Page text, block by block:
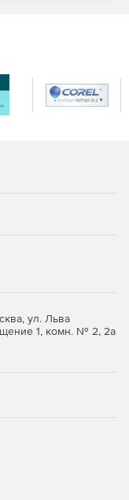
ул. Льва
1, комн. № 2, 2а